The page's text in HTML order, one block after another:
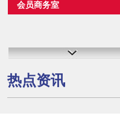
会员商务室
热点资讯